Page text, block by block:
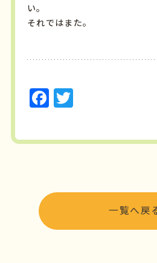
い。
それではまた。
F
c
o
k
T
it
r
一覧へ戻